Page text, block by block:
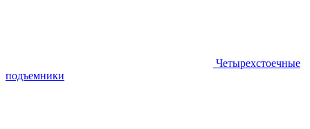
Четырехстоечные
подъемники